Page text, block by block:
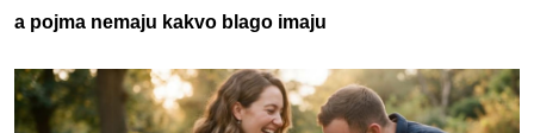
a pojma nemaju kakvo blago imaju